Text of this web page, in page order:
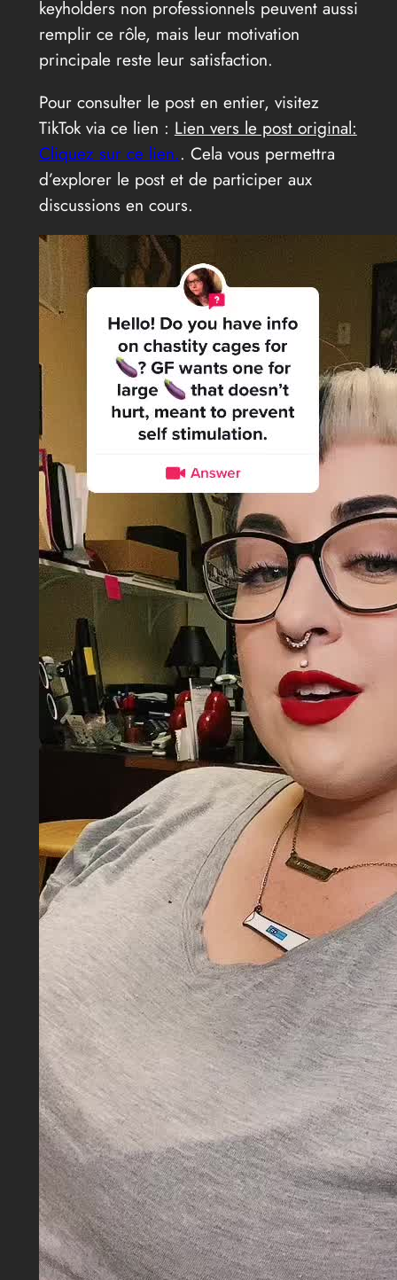
keyholders non professionnels peuvent aussi
remplir ce rôle, mais leur motivation
principale reste leur satisfaction.
Pour consulter le post en entier, visitez
TikTok via ce lien : Lien vers le post original:
Cliquez sur ce lien.. Cela vous permettra
d’explorer le post et de participer aux
discussions en cours.